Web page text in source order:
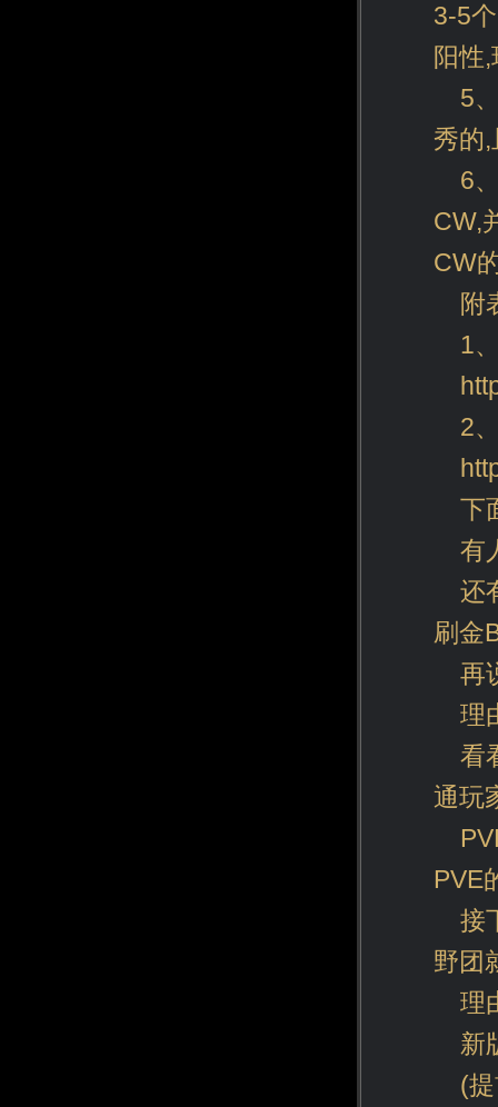
3-5
阳性
5
秀的,
6
CW,
CW
附
1
2
下
有
还
刷金
再
理
看
通玩
PVE
接
野团
理
新
(